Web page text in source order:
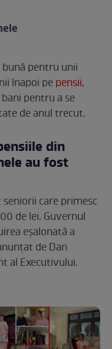
pentru unii
înapoi pepensii,
pentru a se
de anul trecut.
din
au fost
seniorii care primesc
de lei. Guvernul
eșalonată a
de Dan
al Executivului.